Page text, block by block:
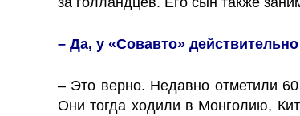
– Да, у «Совавто»
– Это верно. Недавно отметили
Они тогда ходили в Монголию,